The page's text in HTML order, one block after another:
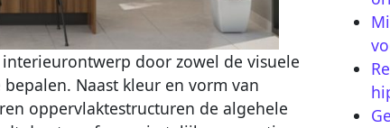
door zowel de visuele
Naast kleur en vorm van
oppervlaktestructuren de algehele